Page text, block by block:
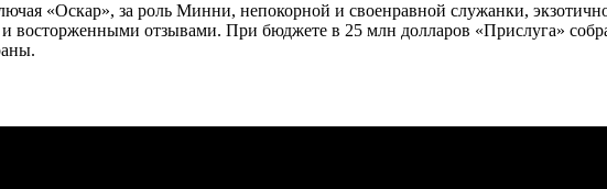
«Оскар», за роль Минни, непокорной и своенравной служанки,
восторженными отзывами. При бюджете в 25 млн долларов «Прислуга»